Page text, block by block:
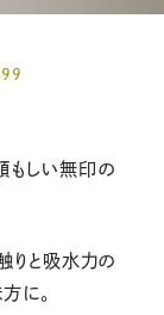
もしい無印の
りと吸水力の
に。